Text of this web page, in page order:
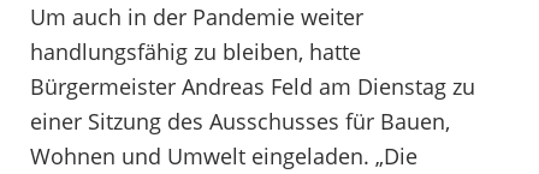
Um auch in der Pandemie weiter
handlungsfähig zu bleiben, hatte
Bürgermeister Andreas Feld am Dienstag zu
einer Sitzung des Ausschusses für Bauen,
Wohnen und Umwelt eingeladen. „Die